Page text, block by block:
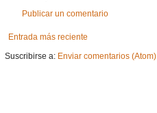
Publicar un comentario
Entrada más reciente
Suscribirse a: Enviar comentarios (Atom)